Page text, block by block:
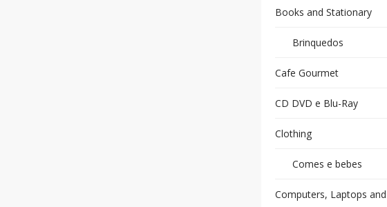
Books and Stationary
Brinquedos
Cafe Gourmet
CD DVD e Blu-Ray
Clothing
Comes e bebes
Computers, Laptops